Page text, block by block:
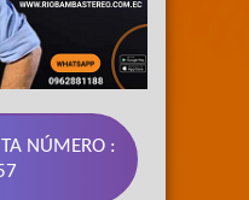
NÚMERO :